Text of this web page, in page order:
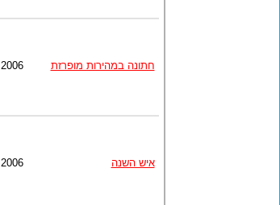
חתונה במהירות מופרזת 2006
איש השנה 2006